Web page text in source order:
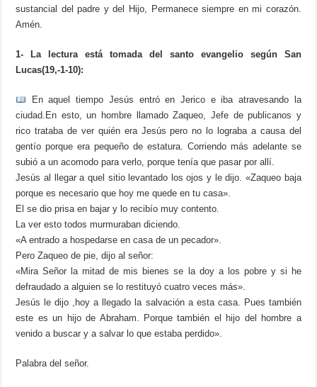
sustancial del padre y del Hijo, Permanece siempre en mi corazón.
Amén.
1- La lectura está tomada del santo evangelio según San
Lucas(19,-1-10):
En aquel tiempo Jesús entró en Jerico e iba atravesando la
ciudad.En esto, un hombre llamado Zaqueo, Jefe de publicanos y
rico trataba de ver quién era Jesús pero no lo lograba a causa del
gentío porque era pequeño de estatura. Corriendo más adelante se
subió a un acomodo para verlo, porque tenía que pasar por allí.
Jesús al llegar a quel sitio levantado los ojos y le dijo. «Zaqueo baja
porque es necesario que hoy me quede en tu casa».
El se dio prisa en bajar y lo recibío muy contento.
La ver esto todos murmuraban diciendo.
«A entrado a hospedarse en casa de un pecador».
Pero Zaqueo de pie, dijo al señor:
«Mira Señor la mitad de mis bienes se la doy a los pobre y si he
defraudado a alguien se lo restituyó cuatro veces más».
Jesús le dijo ,hoy a llegado la salvación a esta casa. Pues también
este es un hijo de Abraham. Porque también el hijo del hombre a
venido a buscar y a salvar lo que estaba perdido».
Palabra del señor.